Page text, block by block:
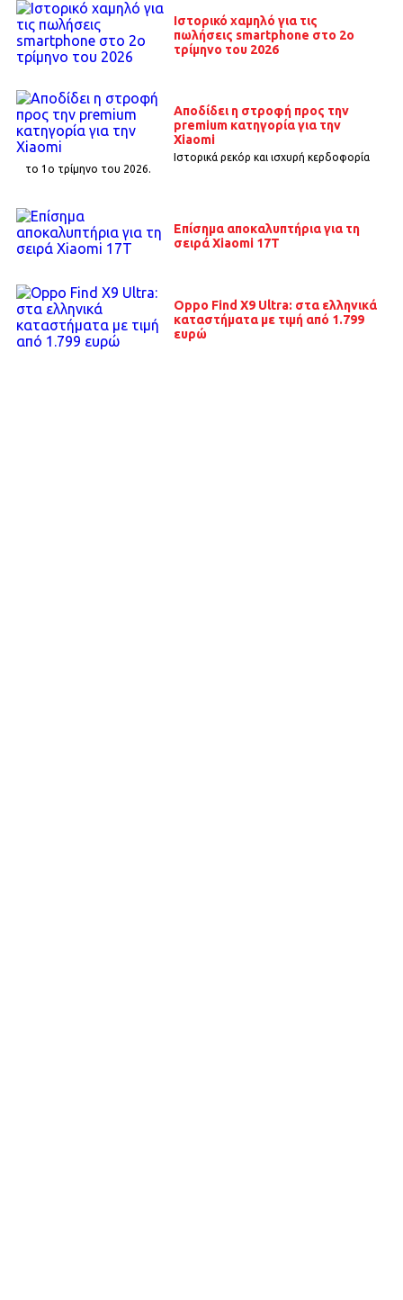
Ιστορικό χαμηλό για τις
πωλήσεις smartphone στο 2ο
τρίμηνο του 2026
Αποδίδει η στροφή προς την
premium κατηγορία για την
Xiaomi
Ιστορικά ρεκόρ και ισχυρή κερδοφορία
το 1o τρίμηνο του 2026.
Επίσημα αποκαλυπτήρια για τη
σειρά Xiaomi 17T
Oppo Find X9 Ultra: στα ελληνικά
καταστήματα με τιμή από 1.799
ευρώ